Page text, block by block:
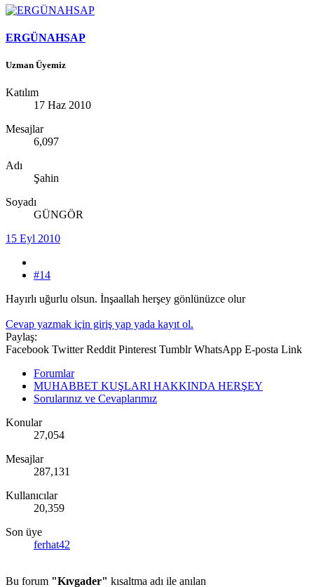
ERGÜNAHSAP
Uzman Üyemiz
Katılım
17 Haz 2010
Mesajlar
6,097
Adı
Şahin
Soyadı
GÜNGÖR
15 Eyl 2010
#14
Hayırlı uğurlu olsun. İnşaallah herşey gönlünüzce olur
Cevap yazmak için giriş yap yada kayıt ol.
Paylaş:
Facebook Twitter Reddit Pinterest Tumblr WhatsApp E-posta Link
Forumlar
MUHABBET KUŞLARI HAKKINDA HERŞEY
Sorularınız ve Cevaplarımız
Konular
27,054
Mesajlar
287,131
Kullanıcılar
20,359
Son üye
ferhat42
Bu forum "Kıvgader" kısaltma adı ile anılan